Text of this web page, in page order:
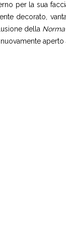
per la sua
decorato,
della Norma